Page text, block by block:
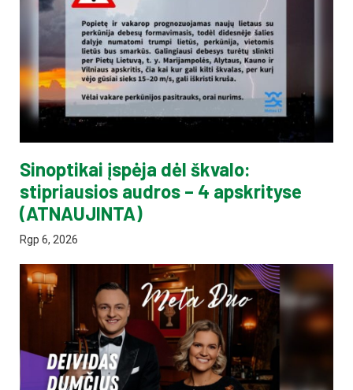
Sinoptikai įspėja dėl škvalo:
stipriausios audros – 4 apskrityse
(ATNAUJINTA)
Rgp 6, 2026